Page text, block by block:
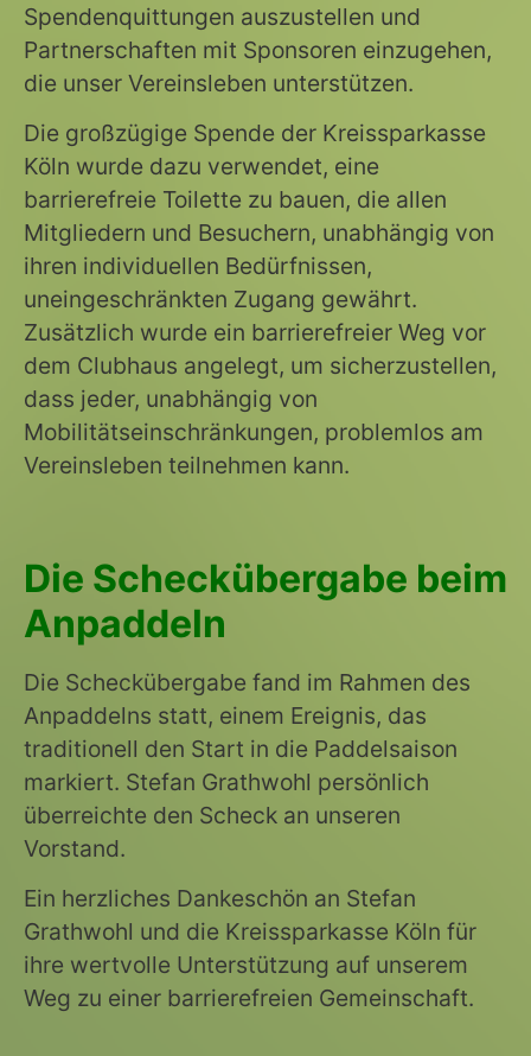
Spendenquittungen auszustellen und
Partnerschaften mit Sponsoren einzugehen,
die unser Vereinsleben unterstützen.
Die großzügige Spende der Kreissparkasse
Köln wurde dazu verwendet, eine
barrierefreie Toilette zu bauen, die allen
Mitgliedern und Besuchern, unabhängig von
ihren individuellen Bedürfnissen,
uneingeschränkten Zugang gewährt.
Zusätzlich wurde ein barrierefreier Weg vor
dem Clubhaus angelegt, um sicherzustellen,
dass jeder, unabhängig von
Mobilitätseinschränkungen, problemlos am
Vereinsleben teilnehmen kann.
Die Scheckübergabe beim
Anpaddeln
Die Scheckübergabe fand im Rahmen des
Anpaddelns statt, einem Ereignis, das
traditionell den Start in die Paddelsaison
markiert. Stefan Grathwohl persönlich
überreichte den Scheck an unseren
Vorstand.
Ein herzliches Dankeschön an Stefan
Grathwohl und die Kreissparkasse Köln für
ihre wertvolle Unterstützung auf unserem
Weg zu einer barrierefreien Gemeinschaft.